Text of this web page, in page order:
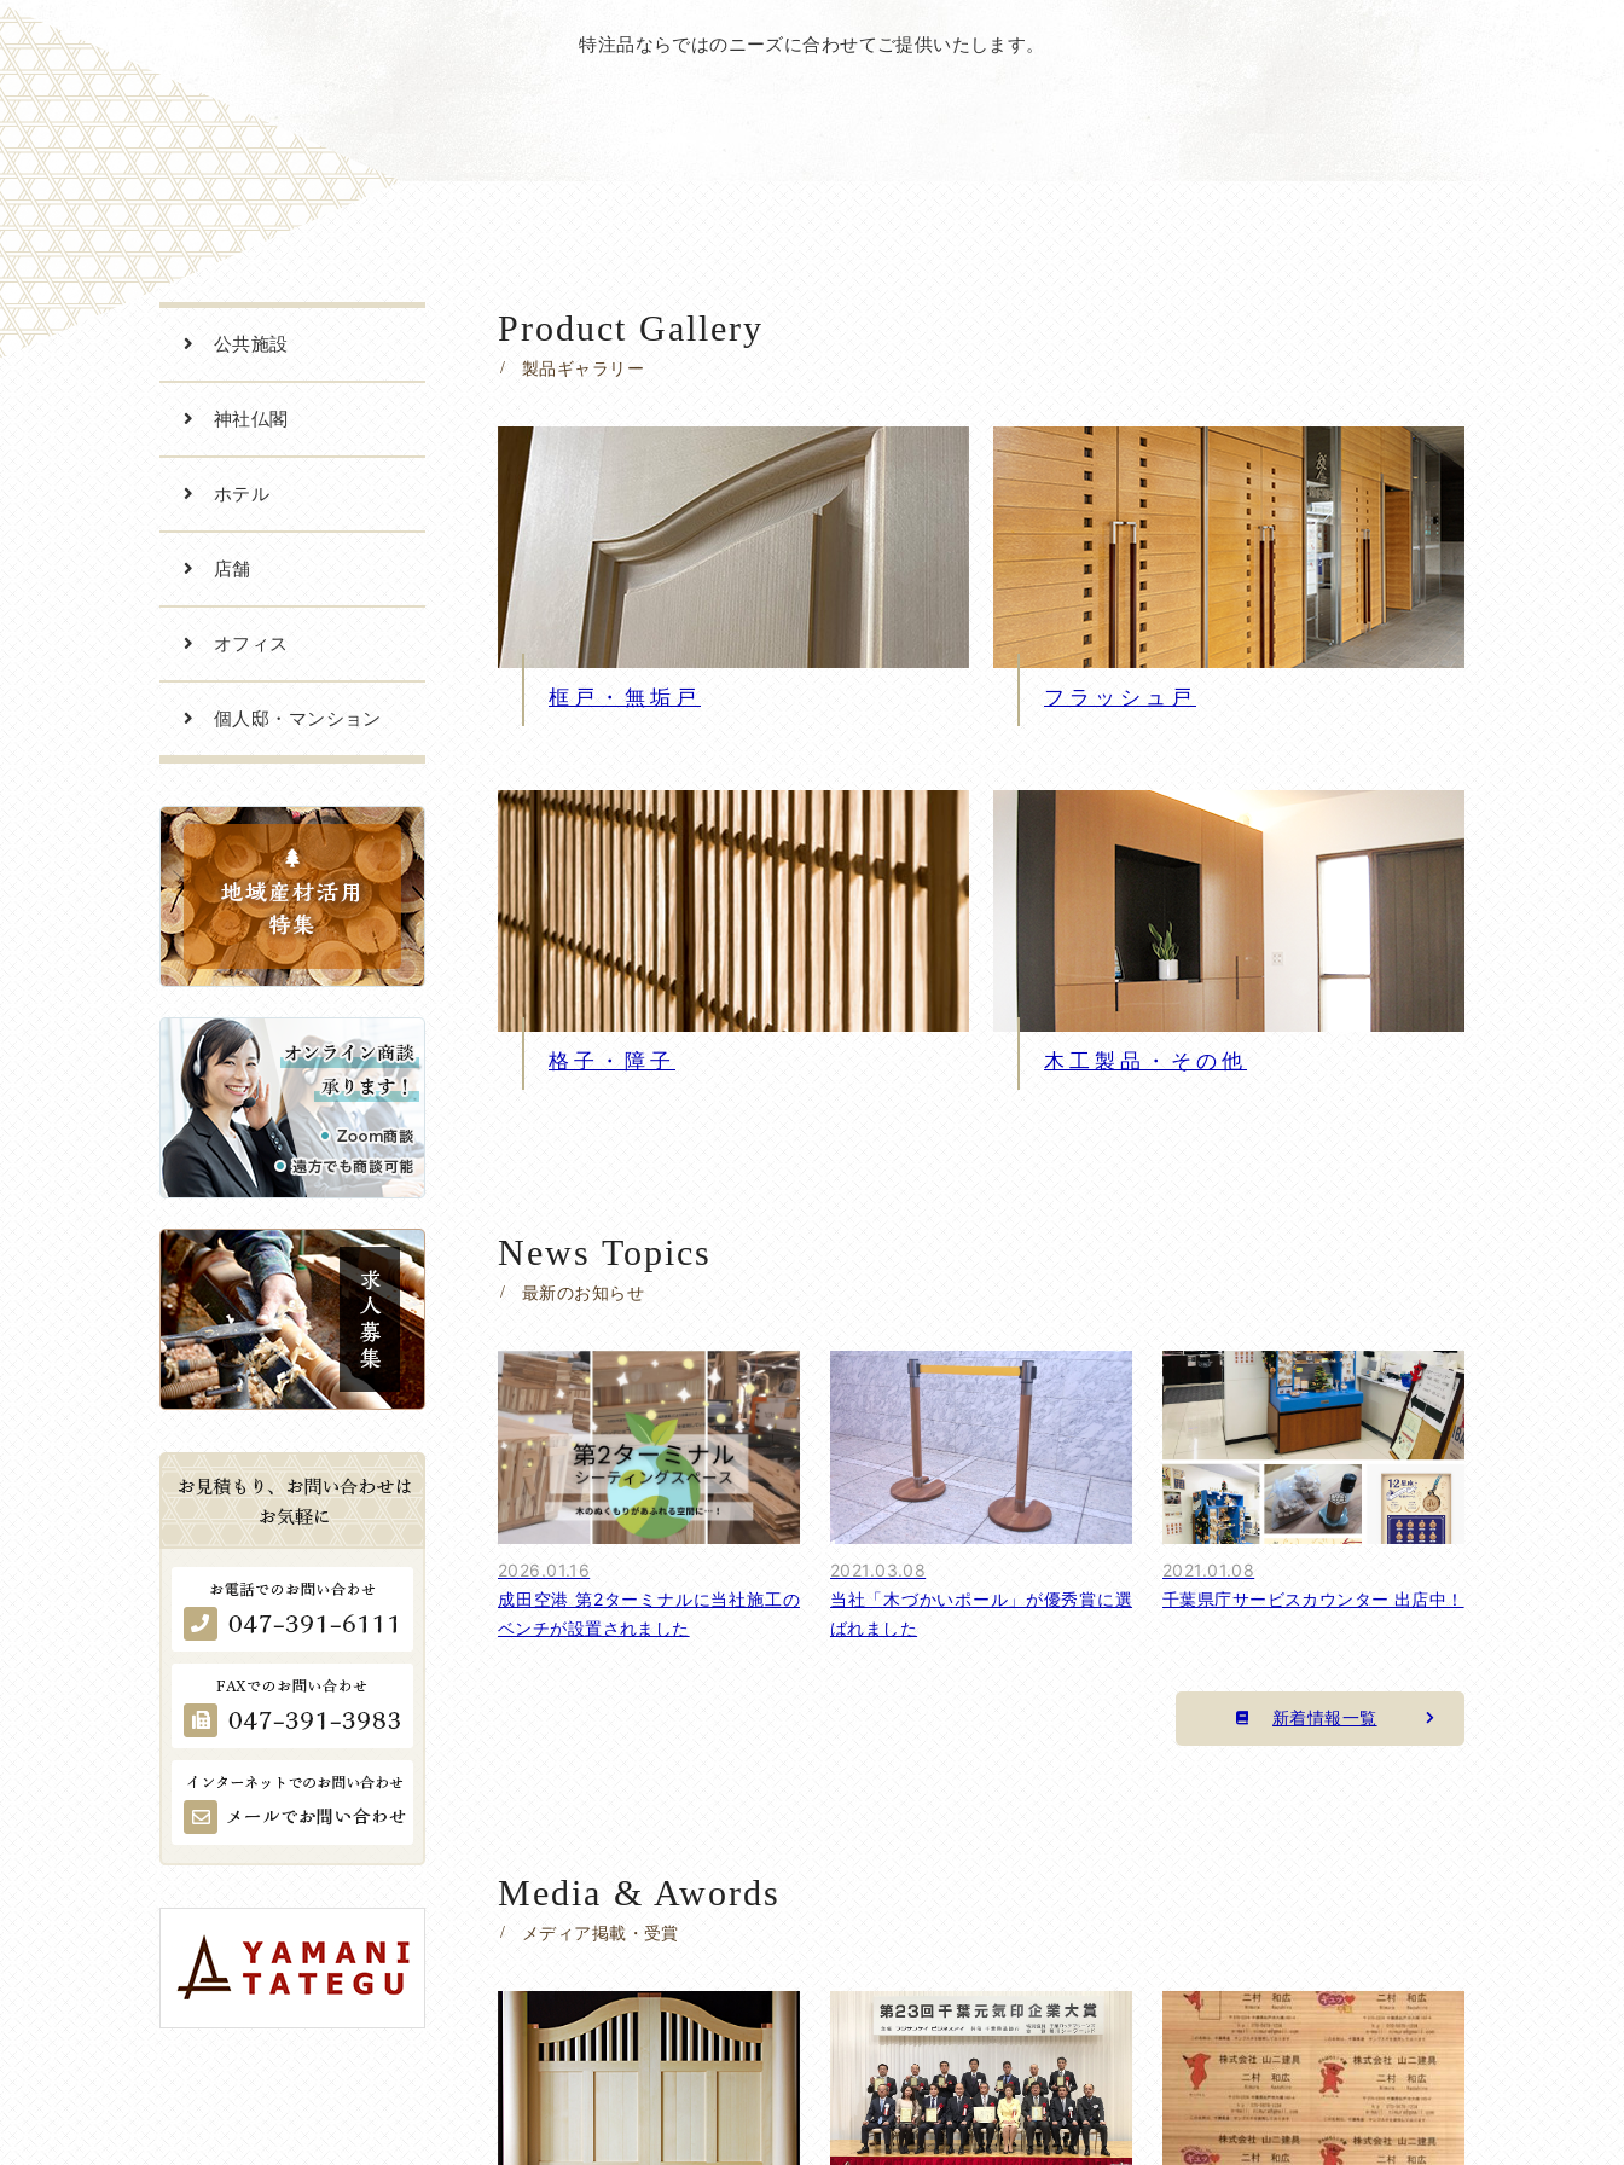
特注品ならではのニーズに合わせてご提供いたします。
Product Gallery
製品ギャラリー
框戸・無垢戸 フラッシュ戸
格子・障子 木工製品・その他
News Topics
最新のお知らせ
2026.01.16
成田空港 第2ターミナルに当社施工の
ベンチが設置されました
2021.03.08
当社「木づかいポール」が優秀賞に選
ばれました
2021.01.08
千葉県庁サービスカウンター 出店中！
新着情報一覧
Media & Awords
メディア掲載・受賞
公共施設
神社仏閣
ホテル
店舗
オフィス
個人邸・マンション